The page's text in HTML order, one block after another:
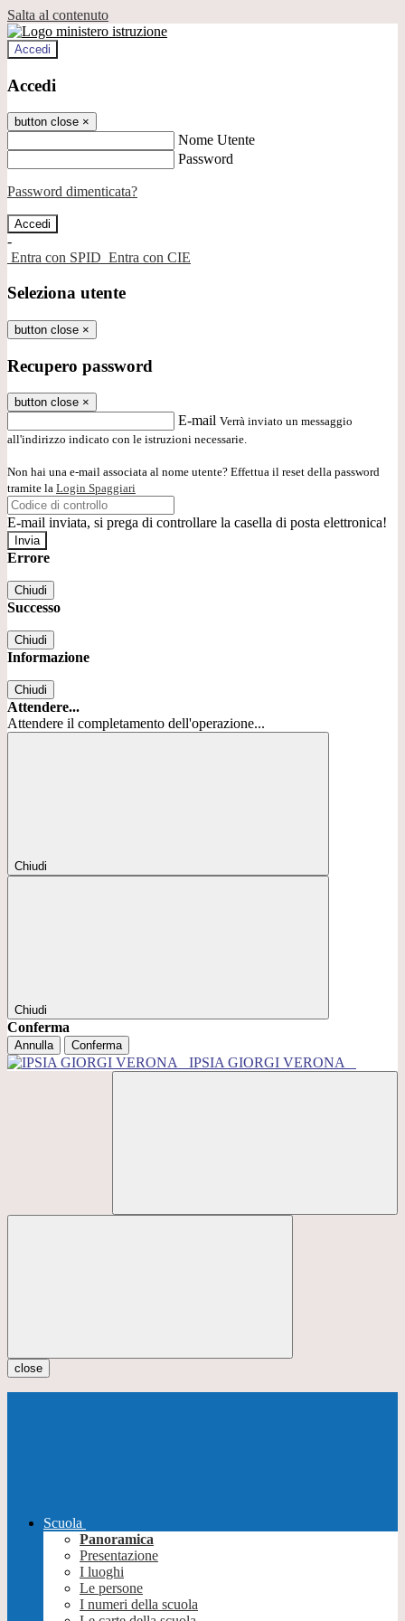
Salta al contenuto
Accedi
Accedi
button close ×
Nome Utente
Password
Password dimenticata?
-
Entra con SPID Entra con CIE
Seleziona utente
button close ×
Recupero password
button close ×
E-mail Verrà inviato un messaggio
all'indirizzo indicato con le istruzioni necessarie.
Non hai una e-mail associata al nome utente? Effettua il reset della password
tramite la Login Spaggiari
E-mail inviata, si prega di controllare la casella di posta elettronica!
Errore
Chiudi
Successo
Chiudi
Informazione
Chiudi
Attendere...
Attendere il completamento dell'operazione...
Chiudi
Chiudi
Conferma
Annulla Conferma
IPSIA GIORGI VERONA
close
Scuola
Panoramica
Presentazione
I luoghi
Le persone
I numeri della scuola